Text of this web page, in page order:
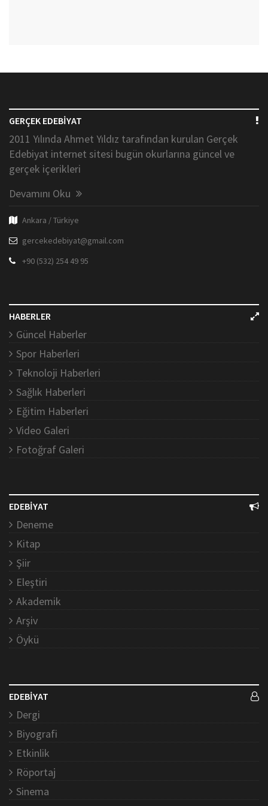
GERÇEK EDEBİYAT
2011 Yılında Ahmet Yıldız tarafından kurulan Gerçek
Edebiyat internet sitesi bugün okurlarına güncel ve
gerçek içerikleri
Devamını Oku
Ankara / Türkiye
gercekedebiyat@gmail.com
+90 (532) 254 49 95
HABERLER
Güncel Haberler
Spor Haberleri
Teknoloji Haberleri
Sağlık Haberleri
Eğitim Haberleri
Video Galeri
Fotoğraf Galeri
EDEBİYAT
Deneme
Kitap
Şiir
Eleştiri
Akademik
Arşiv
Öykü
EDEBİYAT
Dergi
Biyografi
Etkinlik
Röportaj
Sinema